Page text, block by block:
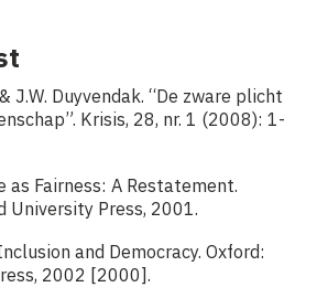
J.W. Duyvendak. “De zware plicht
Krisis, 28, nr. 1 (2008): 1-
as Fairness: A Restatement.
University Press, 2001.
and Democracy. Oxford:
2002 [2000].